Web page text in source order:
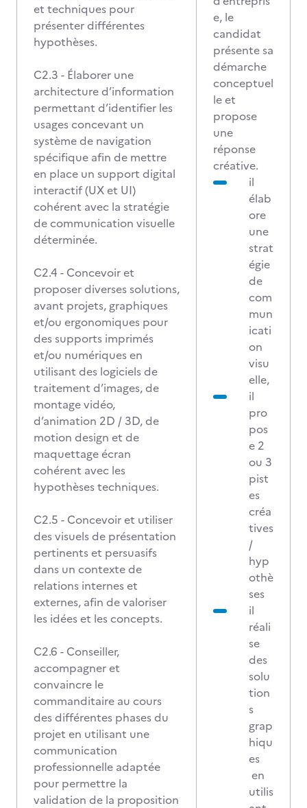
et techniques pour
présenter différentes
hypothèses.
C2.3 - Élaborer une
architecture d’information
permettant d’identifier les
usages concevant un
système de navigation
spécifique afin de mettre
en place un support digital
interactif (UX et UI)
cohérent avec la stratégie
de communication visuelle
déterminée.
C2.4 - Concevoir et
proposer diverses solutions,
avant projets, graphiques
et/ou ergonomiques pour
des supports imprimés
et/ou numériques en
utilisant des logiciels de
traitement d’images, de
montage vidéo,
d’animation 2D / 3D, de
motion design et de
maquettage écran
cohérent avec les
hypothèses techniques.
C2.5 - Concevoir et utiliser
des visuels de présentation
pertinents et persuasifs
dans un contexte de
relations internes et
externes, afin de valoriser
les idées et les concepts.
C2.6 - Conseiller,
accompagner et
convaincre le
commanditaire au cours
des différentes phases du
projet en utilisant une
communication
professionnelle adaptée
pour permettre la
validation de la proposition
e, le
candidat
présente sa
démarche
conceptuel
le et
propose
une
réponse
créative.
il
élab
ore
une
strat
égie
de
com
mun
icati
on
visu
elle,
il
pro
pos
e 2
ou 3
pist
es
créa
tives
/
hyp
othè
ses
il
réali
se
des
solu
tion
s
grap
hiqu
es
en
utilis